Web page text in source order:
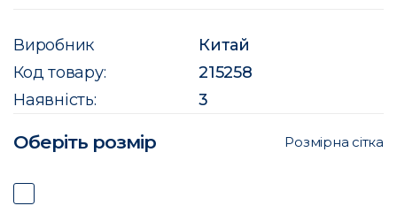
Виробник
Китай
Код товару:
215258
Наявність:
3
Оберіть розмір Розмірна сітка